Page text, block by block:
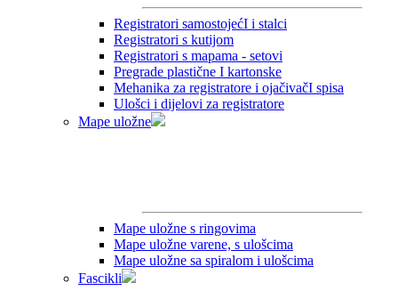
Registratori samostojećI i stalci
Registratori s kutijom
Registratori s mapama - setovi
Pregrade plastične I kartonske
Mehanika za registratore i ojačivačI spisa
Ulošci i dijelovi za registratore
Mape uložne
Mape uložne s ringovima
Mape uložne varene, s ulošcima
Mape uložne sa spiralom i ulošcima
Fascikli